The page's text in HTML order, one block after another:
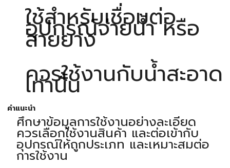
ใช้สำหรับเชื่อมต่อ
อุปกรณ์จ่ายน้ำ หรือ
สายยาง
ควรใช้งานกับน้ำสะอาด
เท่านั้น
คำแนะนำ
ศึกษาข้อมูลการใช้งานอย่างละเอียด
ควรเลือกใช้งานสินค้า และต่อเข้ากับ
อุปกรณ์ให้ถูกประเภท และเหมาะสมต่อ
การใช้งาน